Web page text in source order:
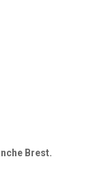
Brest.